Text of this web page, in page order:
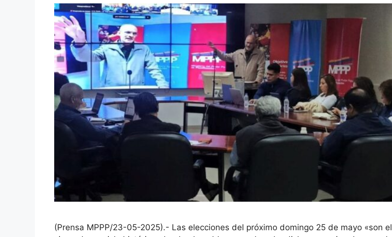
(Prensa MPPP/23-05-2025).- Las elecciones del próximo domingo 25 de mayo «son el